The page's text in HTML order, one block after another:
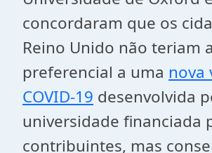
concordaram que os
Reino Unido não teriam
preferencial a uma nova
COVID-19 desenvolvida
universidade financiada
contribuintes, mas